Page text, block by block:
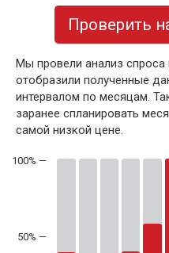
Проверить
Мы провели анализ
отобразили полученные
интервалом по месяцам.
заранее спланировать
самой низкой цене.
50% —